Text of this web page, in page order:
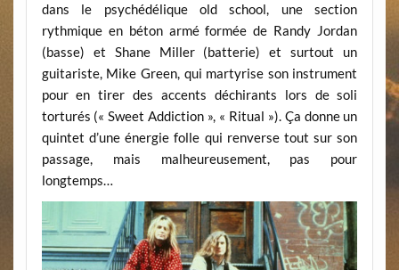
dans le psychédélique old school, une section
rythmique en béton armé formée de Randy Jordan
(basse) et Shane Miller (batterie) et surtout un
guitariste, Mike Green, qui martyrise son instrument
pour en tirer des accents déchirants lors de soli
torturés (« Sweet Addiction », « Ritual »). Ça donne un
quintet d’une énergie folle qui renverse tout sur son
passage, mais malheureusement, pas pour
longtemps…